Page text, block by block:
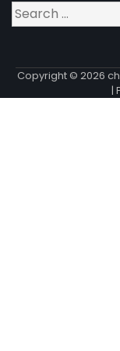
Search
for:
Copyright © 2026
|